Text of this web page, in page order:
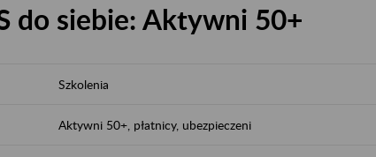
do siebie: Aktywni 50+
Szkolenia
Aktywni 50+, płatnicy, ubezpieczeni